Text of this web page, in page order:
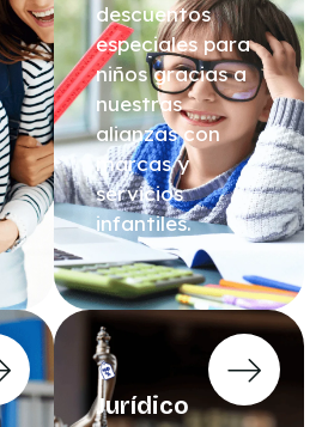
descuentos
especiales para
niños gracias a
nuestras
alianzas con
marcas y
servicios
infantiles.
Jurídico